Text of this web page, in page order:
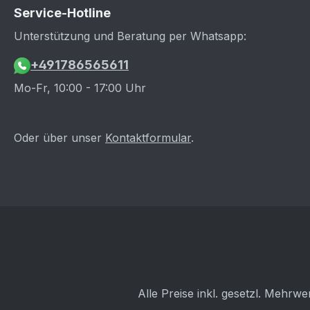
Rili751 für folgendes Modell:
K: n/a Max. Leistung: 250KW
(350PS) Auflagen: Keine
Sollten die oben genannten
Angaben von denen in Deinem
Fahrzeugschein / ZB I und ruf uns
Service-Hotline
Unterstützung und Beratung per Whatsapp:
+491786565611
Mo-Fr, 10:00 - 17:00 Uhr
Oder über unser Kontaktformular.
Alle Preise inkl. gesetzl.